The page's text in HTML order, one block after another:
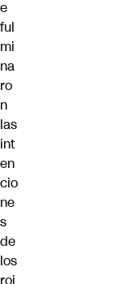
e
ful
mi
na
ro
n
las
int
en
cio
ne
s
de
los
roj